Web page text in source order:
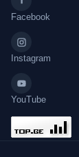
Facebook
Instagram
YouTube